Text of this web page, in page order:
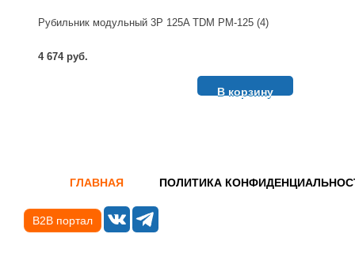
Рубильник модульный 3P 125A TDM РМ-125 (4)
4 674 руб.
В корзину
ГЛАВНАЯ ПОЛИТИКА
B2B портал